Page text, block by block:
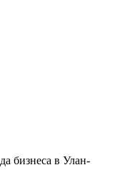
бизнеса в Улан-